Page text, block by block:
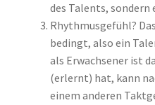
des Talents, sondern
Rhythmusgefühl?
bedingt, also ein
als Erwachsener ist
(erlernt) hat, kann
einem anderen